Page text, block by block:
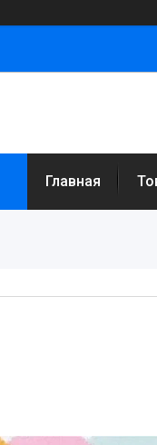
Главная